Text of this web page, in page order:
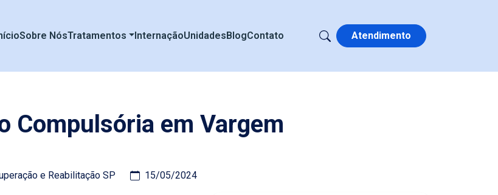
Sobre NósTratamentos InternaçãoUnidadesBlogContato Atendimento
Compulsória em Vargem
e Reabilitação SP 15/05/2024